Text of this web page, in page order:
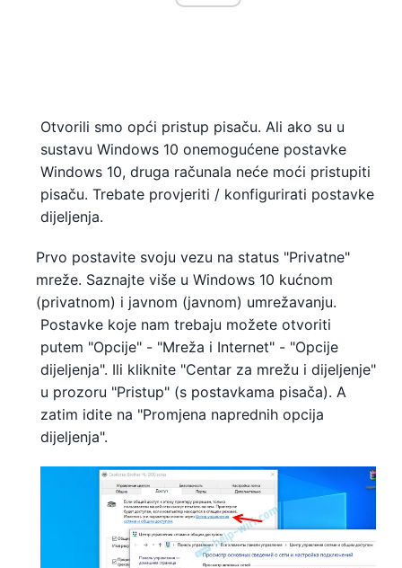
Otvorili smo opći pristup pisaču. Ali ako su u
sustavu Windows 10 onemogućene postavke
Windows 10, druga računala neće moći pristupiti
pisaču. Trebate provjeriti / konfigurirati postavke
dijeljenja.
Prvo postavite svoju vezu na status "Privatne"
mreže. Saznajte više u Windows 10 kućnom
(privatnom) i javnom (javnom) umrežavanju.
Postavke koje nam trebaju možete otvoriti
putem "Opcije" - "Mreža i Internet" - "Opcije
dijeljenja". Ili kliknite "Centar za mrežu i dijeljenje"
u prozoru "Pristup" (s postavkama pisača). A
zatim idite na "Promjena naprednih opcija
dijeljenja".